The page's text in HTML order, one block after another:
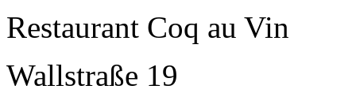
Restaurant Coq au Vin
Wallstraße 19